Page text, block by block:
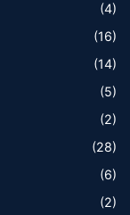
(4)
(16)
(14)
(5)
(2)
(28)
(6)
(2)